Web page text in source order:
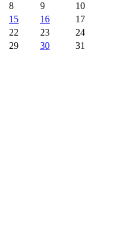
8 9
10
15 16
17
22 23
24
29 30 31